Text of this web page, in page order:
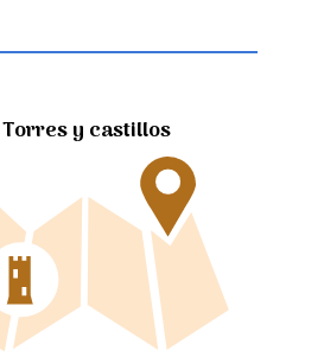
Torres y castillos